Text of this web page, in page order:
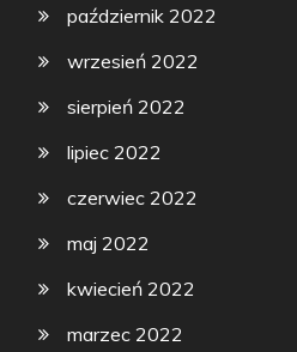
październik 2022
wrzesień 2022
sierpień 2022
lipiec 2022
czerwiec 2022
maj 2022
kwiecień 2022
marzec 2022